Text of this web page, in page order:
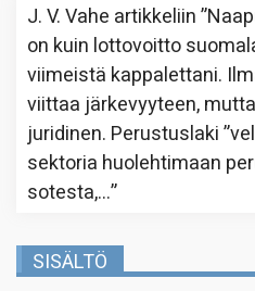
J. V. Vahe artikkeliin
on kuin lottovoitto
viimeistä kappalettani.
viittaa järkevyyteen,
juridinen. Perustuslaki
sektoria huolehtimaan
sotesta,…”
SISÄLTÖ